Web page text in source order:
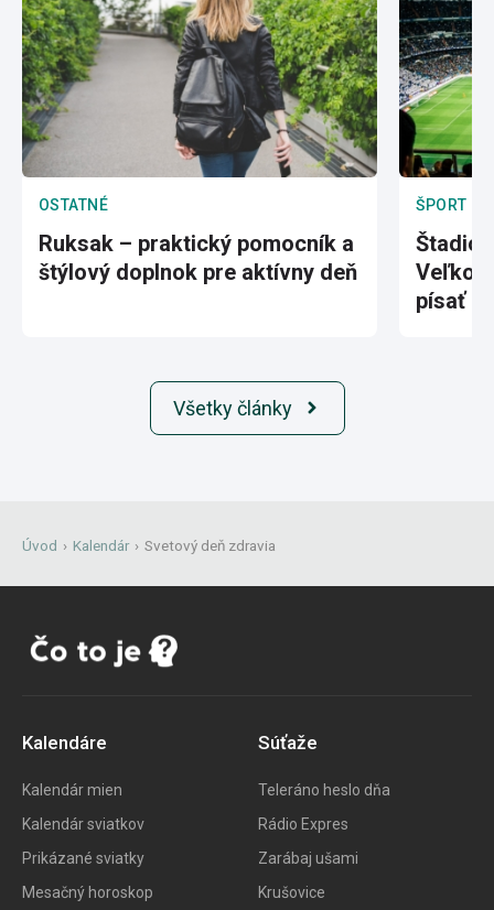
OSTATNÉ
Ruksak – praktický pomocník a
štýlový doplnok pre aktívny deň
ŠPORT
písať
Všetky články
Úvod › Kalendár › Svetový deň zdravia
Kalendáre
Kalendár mien
Kalendár sviatkov
Prikázané sviatky
Mesačný horoskop
Súťaže
Teleráno heslo dňa
Rádio Expres
Zarábaj ušami
Krušovice